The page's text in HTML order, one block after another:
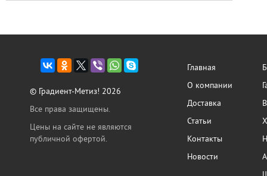
© Градиент-Метиз! 2026
Все права защищены.
Цены на сайте не являются
публичной офертой.
Главная
О компании
Доставка
Статьи
Контакты
Новости